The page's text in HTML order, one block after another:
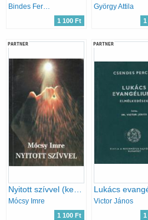
1 100 Ft
György Attila
1
PARTNER
Nyitott szívvel (keresztény világnézet - keresztény lelki élet)
Mócsy Imre
1 100 Ft
PARTNER
Victor János
1